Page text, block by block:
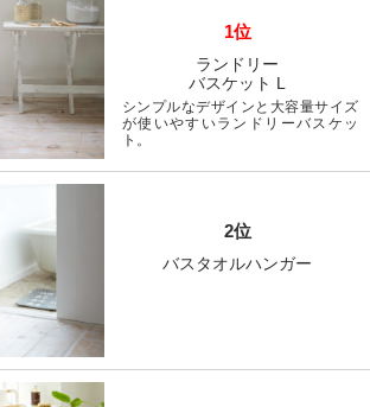
1位
ランドリー
バスケット L
シンプルなデザインと大容量サイズ
が使いやすいランドリーバスケッ
ト。
2位
バスタオルハンガー